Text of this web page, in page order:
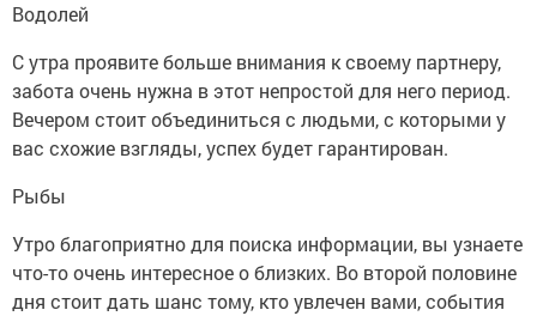
Водолей
С утра проявите больше внимания к своему партнеру,
забота очень нужна в этот непростой для него период.
Вечером стоит объединиться с людьми, с которыми у
вас схожие взгляды, успех будет гарантирован.
Рыбы
Утро благоприятно для поиска информации, вы узнаете
что-то очень интересное о близких. Во второй половине
дня стоит дать шанс тому, кто увлечен вами, события